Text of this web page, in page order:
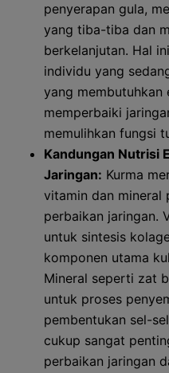
penyerapan gula,
yang tiba-tiba dan
berkelanjutan. Hal
individu yang
yang membutuhkan
memperbaiki
memulihkan fungsi
Kandungan Nutrisi
Jaringan: Kurma
vitamin dan mineral
perbaikan jaringan.
untuk sintesis
komponen utama
Mineral seperti zat
untuk proses
pembentukan sel-
cukup sangat
perbaikan jaringan